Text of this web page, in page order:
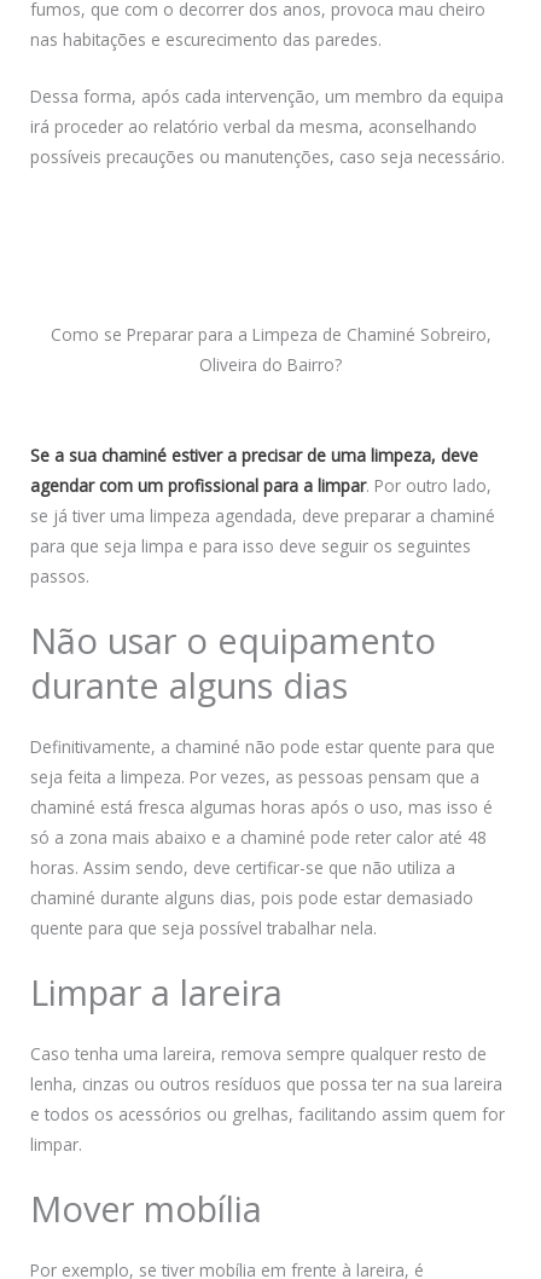
fumos, que com o decorrer dos anos, provoca mau cheiro
nas habitações e escurecimento das paredes.
Dessa forma, após cada intervenção, um membro da equipa
irá proceder ao relatório verbal da mesma, aconselhando
possíveis precauções ou manutenções, caso seja necessário.
Como se Preparar para a Limpeza de Chaminé Sobreiro,
Oliveira do Bairro?
Se a sua chaminé estiver a precisar de uma limpeza, deve
agendar com um profissional para a limpar. Por outro lado,
se já tiver uma limpeza agendada, deve preparar a chaminé
para que seja limpa e para isso deve seguir os seguintes
passos.
Não usar o equipamento
durante alguns dias
Definitivamente, a chaminé não pode estar quente para que
seja feita a limpeza. Por vezes, as pessoas pensam que a
chaminé está fresca algumas horas após o uso, mas isso é
só a zona mais abaixo e a chaminé pode reter calor até 48
horas. Assim sendo, deve certificar-se que não utiliza a
chaminé durante alguns dias, pois pode estar demasiado
quente para que seja possível trabalhar nela.
Limpar a lareira
Caso tenha uma lareira, remova sempre qualquer resto de
lenha, cinzas ou outros resíduos que possa ter na sua lareira
e todos os acessórios ou grelhas, facilitando assim quem for
limpar.
Mover mobília
Por exemplo, se tiver mobília em frente à lareira, é